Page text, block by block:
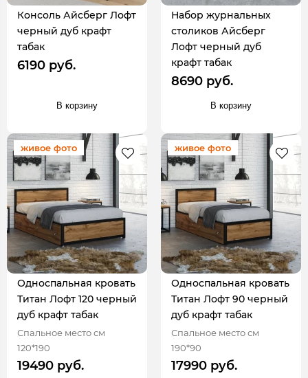
Консоль Айсберг Лофт
черный дуб крафт
табак
6190 руб.
В корзину
Набор журнальных
столиков Айсберг
Лофт черный дуб
крафт табак
8690 руб.
В корзину
живое фото
Односпальная кровать
Титан Лофт 120 черный
дуб крафт табак
Спальное место см
120*190
19490 руб.
живое фото
Односпальная кровать
Титан Лофт 90 черный
дуб крафт табак
Спальное место см
190*90
17990 руб.